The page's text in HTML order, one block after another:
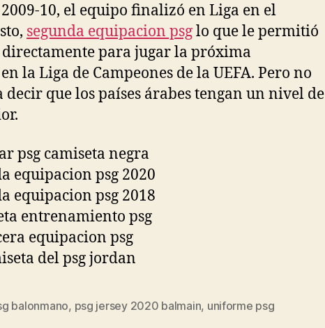
10, el equipo finalizó en Liga en el
segunda equipacion psglo que le permitió
para jugar la próxima
la Liga de Campeones de la UEFA. Pero no
decir que los países árabes tengan un nivel de
balonmano, psg jersey 2020 balmain, uniforme psg